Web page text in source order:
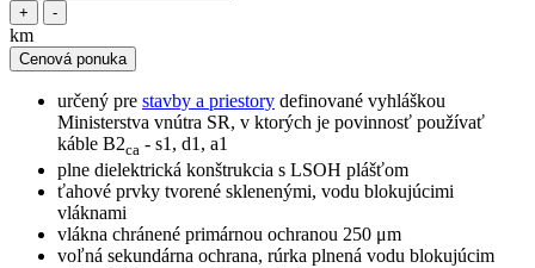
+ -
km
Cenová ponuka
určený pre stavby a priestory definované vyhláškou
Ministerstva vnútra SR, v ktorých je povinnosť používať
káble B2ca - s1, d1, a1
plne dielektrická konštrukcia s LSOH plášťom
ťahové prvky tvorené sklenenými, vodu blokujúcimi
vláknami
vlákna chránené primárnou ochranou 250 μm
voľná sekundárna ochrana, rúrka plnená vodu blokujúcim